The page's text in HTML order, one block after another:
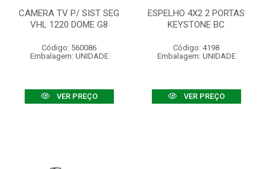
CAMERA TV P/ SIST SEG
VHL 1220 DOME G8
Código: 560086
Embalagem: UNIDADE
VER PREÇO
ESPELHO 4X2 2 PORTAS
KEYSTONE BC
Código: 4198
Embalagem: UNIDADE
VER PREÇO